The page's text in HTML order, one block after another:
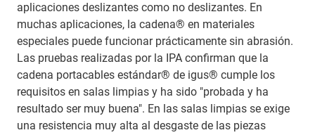
aplicaciones deslizantes como no deslizantes. En
muchas aplicaciones, la cadena® en materiales
especiales puede funcionar prácticamente sin abrasión.
Las pruebas realizadas por la IPA confirman que la
cadena portacables estándar® de igus® cumple los
requisitos en salas limpias y ha sido "probada y ha
resultado ser muy buena". En las salas limpias se exige
una resistencia muy alta al desgaste de las piezas